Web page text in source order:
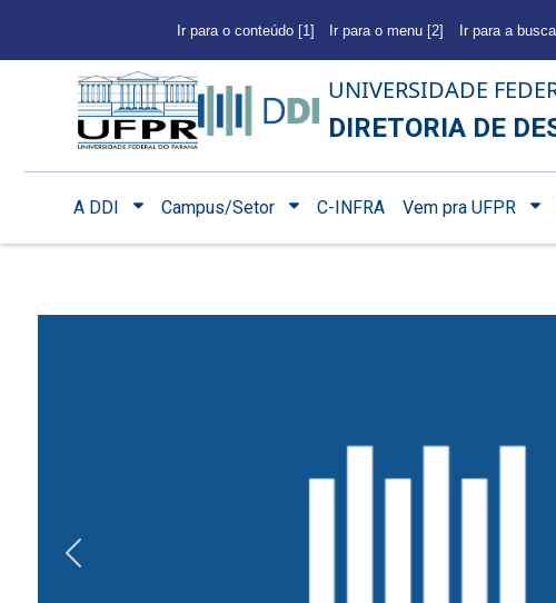
Ir para o conteúdo [1] Ir para o menu [2] Ir para a
UNIVERSIDADE
DIRETORIA DE
A DDI Campus/Setor C-INFRA Vem pra UFPR
Previous